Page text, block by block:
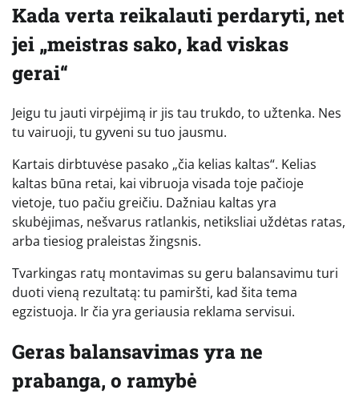
Kada verta reikalauti perdaryti, net
jei „meistras sako, kad viskas
gerai“
Jeigu tu jauti virpėjimą ir jis tau trukdo, to užtenka. Nes
tu vairuoji, tu gyveni su tuo jausmu.
Kartais dirbtuvėse pasako „čia kelias kaltas“. Kelias
kaltas būna retai, kai vibruoja visada toje pačioje
vietoje, tuo pačiu greičiu. Dažniau kaltas yra
skubėjimas, nešvarus ratlankis, netiksliai uždėtas ratas,
arba tiesiog praleistas žingsnis.
Tvarkingas ratų montavimas su geru balansavimu turi
duoti vieną rezultatą: tu pamiršti, kad šita tema
egzistuoja. Ir čia yra geriausia reklama servisui.
Geras balansavimas yra ne
prabanga, o ramybė